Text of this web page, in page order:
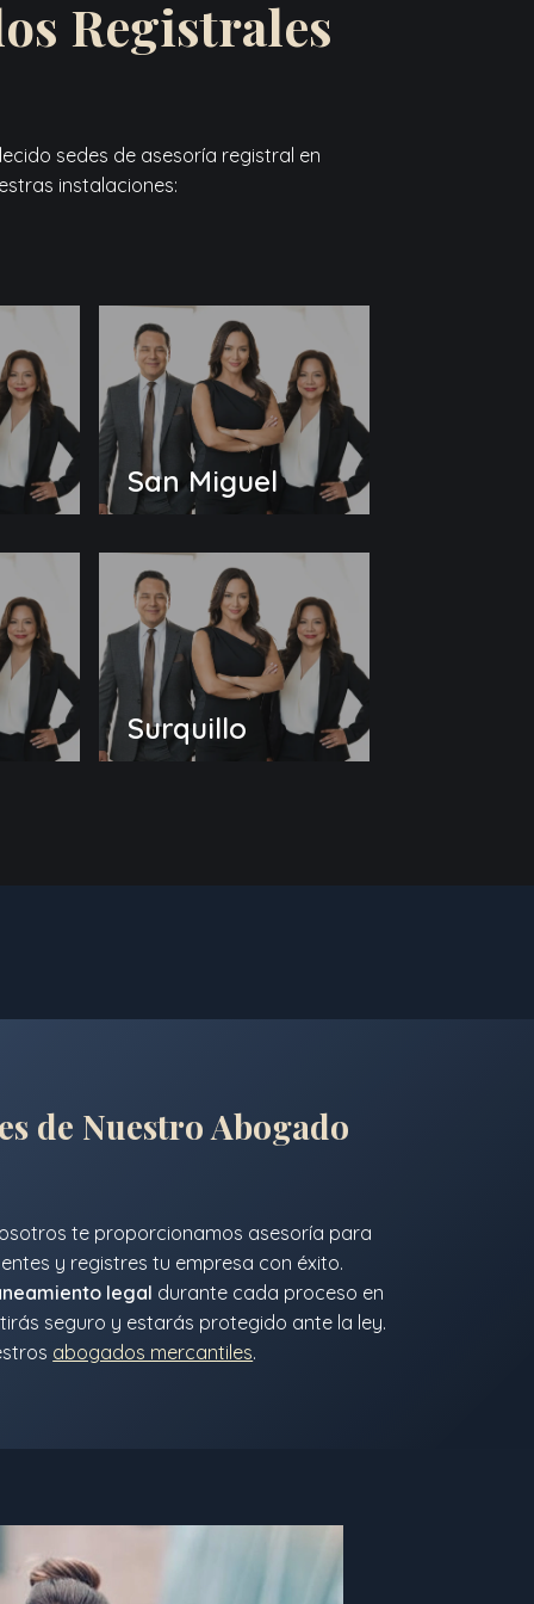
Registrales
sedes de asesoría registral en
instalaciones:
San Miguel
Surquillo
de NuestroAbogado
te proporcionamos asesoría para
y registres tu empresa con éxito.
legal durante cada proceso en
seguro y estarás protegido ante la ley.
abogados mercantiles.